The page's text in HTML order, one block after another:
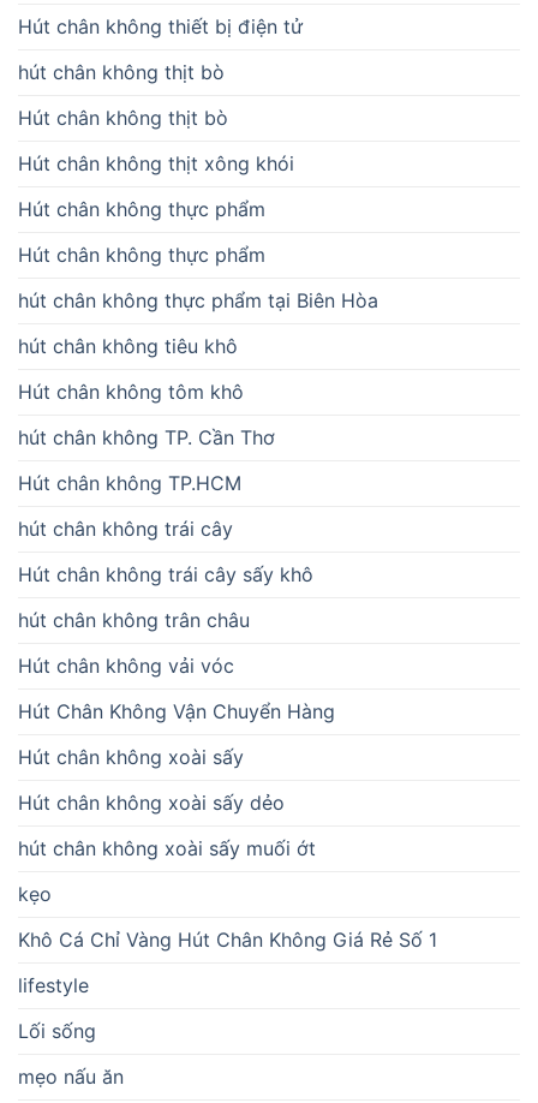
Hút chân không thiết bị điện tử
hút chân không thịt bò
Hút chân không thịt bò
Hút chân không thịt xông khói
Hút chân không thực phẩm
Hút chân không thực phẩm
hút chân không thực phẩm tại Biên Hòa
hút chân không tiêu khô
Hút chân không tôm khô
hút chân không TP. Cần Thơ
Hút chân không TP.HCM
hút chân không trái cây
Hút chân không trái cây sấy khô
hút chân không trân châu
Hút chân không vải vóc
Hút Chân Không Vận Chuyển Hàng
Hút chân không xoài sấy
Hút chân không xoài sấy dẻo
hút chân không xoài sấy muối ớt
kẹo
Khô Cá Chỉ Vàng Hút Chân Không Giá Rẻ Số 1
lifestyle
Lối sống
mẹo nấu ăn